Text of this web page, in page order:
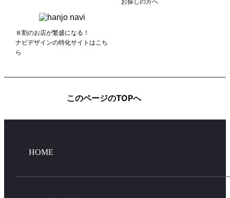
お探しの方へ
８割のお店が繁盛になる！
ナビデザインの特化サイトはこち
ら
このページのTOPへ
HOME